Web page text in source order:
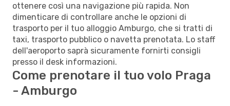
ottenere così una navigazione più rapida. Non
dimenticare di controllare anche le opzioni di
trasporto per il tuo alloggio Amburgo, che si tratti di
taxi, trasporto pubblico o navetta prenotata. Lo staff
dell'aeroporto saprà sicuramente fornirti consigli
presso il desk informazioni.
Come prenotare il tuo volo Praga
- Amburgo